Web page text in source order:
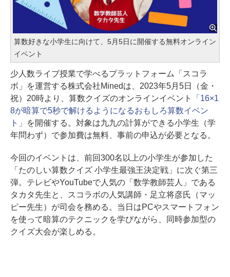
算数好きな小学生に向けて、5月5日に開催する無料オンライン
イベント
少人数ライブ授業で学べるプラットフォーム「スコラ
ボ」を運営する株式会社Minedは、2023年5月5日（金・
祝）20時より、算数クイズのオンラインイベント
「16×1
8が暗算で5秒で解けるようになるおもしろ算数イベン
ト」
を開催する。対象は九九の計算ができる小学生（学
年問わず）で参加費は無料、事前の申込が必要となる。
今回のイベントは、前回300名以上の小学生が参加した
「たのしい算数クイズ 小学生最強王決定戦」に次ぐ第三
弾。テレビやYouTubeで人気の「数学教師芸人」である
タカタ先生と、スコラボの人気講師・足立将彦氏（マッ
ピー先生）が司会を務める。当日はPCやスマートフォン
を使って暗算のテクニックを学びながら、同時参加型の
クイズ大会が楽しめる。